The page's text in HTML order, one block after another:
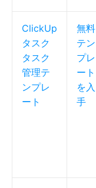
ClickUp
タスク
タスク
管理テ
ンプレ
ート
無料
テン
プレ
ート
を入
手